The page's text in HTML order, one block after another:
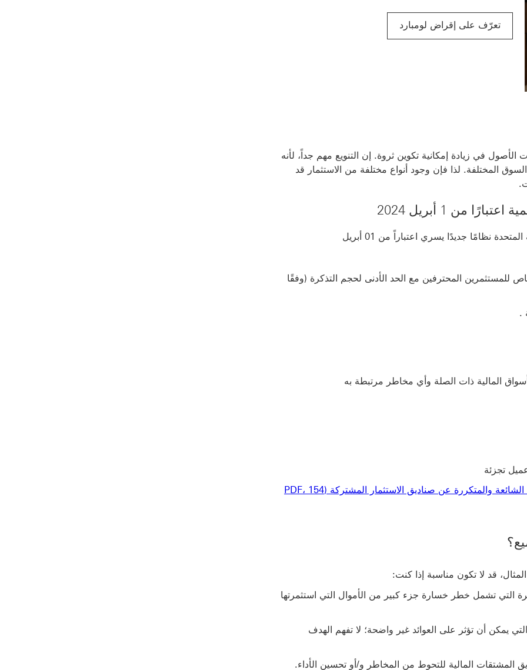
تعرّف على ‏‫إقراض لومبارد‬
في زيادة إمكانية تكوين ثروة. إن التنويع مهم جداً، لأنه
المختلفة. لذا فإن وجود أنواع مختلفة من الاستثمار قد
من 1 أبريل 2024
أصدرت هيئة الأوراق المالية والسلع في دولة الإمارات العربية المتحدة ‌نظامًا جديدًا يسري اعتباراً من 01 أبريل
للمستثمرين المحترفين مع الحد الأدنى لحجم التذكرة (وفقًا
المالية ذات الصلة وأي مخاطر مرتبطة به
تجزئة
الأسئلة الشائعة والمتكررة عن صناديق الاستثمار المشتركة (PDF، 154
قد لا تكون مناسبة إذا كنت:
التي تشمل خطر خسارة جزء كبير من الأموال التي استثمرتها
يمكن أن تؤثر على العوائد غير واضحة؛ لا تفهم الهدف
المشتقات المالية للتحوط من المخاطر و/أو تحسين الأداء.